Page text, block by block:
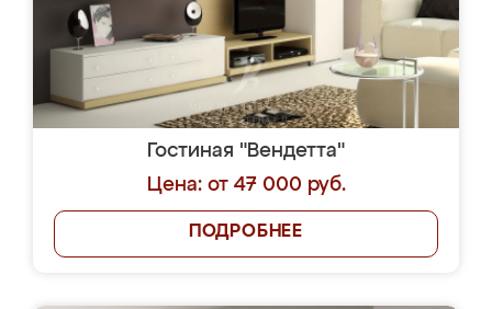
Гостиная "Вендетта"
Цена: от 47 000 руб.
ПОДРОБНЕЕ